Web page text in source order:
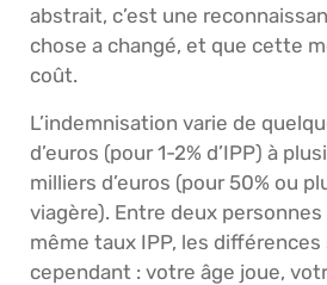
abstrait, c’est une
chose a changé, et que cette
coût.
L’indemnisation varie de
d’euros (pour 1-2% d’IPP) à
milliers d’euros (pour 50% ou
viagère). Entre deux
même taux IPP, les différences
cependant : votre âge joue,